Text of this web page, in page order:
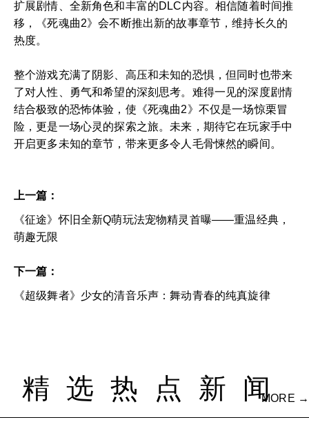
扩展剧情、全新角色和丰富的DLC内容。相信随着时间推
移，《死魂曲2》会不断推出新的故事章节，维持长久的
热度。
整个游戏充满了阴影、高压和未知的恐惧，但同时也带来
了对人性、勇气和希望的深刻思考。难得一见的深度剧情
结合极致的恐怖体验，使《死魂曲2》不仅是一场惊栗冒
险，更是一场心灵的探索之旅。未来，期待它在玩家手中
开启更多未知的章节，带来更多令人毛骨悚然的瞬间。
上一篇：
《征途》怀旧全新Q萌玩法宠物精灵首曝——重温经典，
萌趣无限
下一篇：
《超级舞者》少女的清音乐声：舞动青春的纯真旋律
精选热点新闻
MORE →